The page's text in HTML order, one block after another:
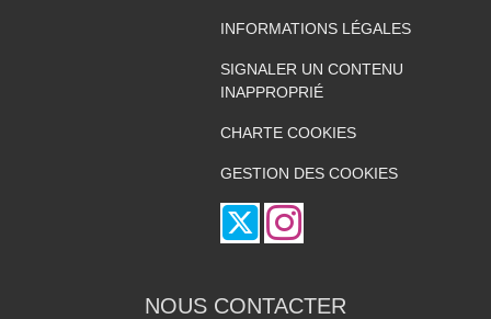
INFORMATIONS LÉGALES
SIGNALER UN CONTENU
INAPPROPRIÉ
CHARTE COOKIES
GESTION DES COOKIES
NOUS CONTACTER